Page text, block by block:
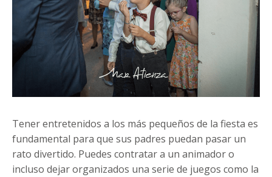
Tener entretenidos a los más pequeños de la fiesta es
fundamental para que sus padres puedan pasar un
rato divertido. Puedes contratar a un animador o
incluso dejar organizados una serie de juegos como la